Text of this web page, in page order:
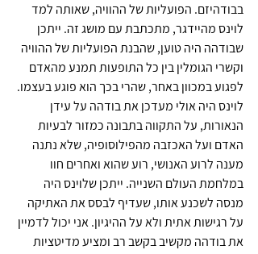
בבודהיזם. הפועליות של ההוויה, שאותה למד
לוינס מהיידגר, מתכתבת עם מושג זה. ייתכן
שבודהה היה טוען, שהבנת הפועליות של ההוויה
וקשרי הגומלין בין כל התופעות תמנע מהאדם
לפגוע במכוון באחר, שהרי בכך הוא פוגע בעצמו.
לוינס היה אולי מעדכן את בודהה על עידן
הנאורות, על התקווה בתבונה כמזור לבעיות
האדם ועל האכזבה מהפילוסופיה, שלא נתנה
מענה לרוע האנושי, רוע שהוא ואחרים חוו
במלחמת העולם השנייה. ייתכן שלוינס היה
מנסה לשכנע אותו, שעדיף לבסס את האתיקה
על רגישות אתית ולא על ההיגיון. אני יכול לדמיין
את בודהה מקשיב בקשב רב ומציע מדיטציות